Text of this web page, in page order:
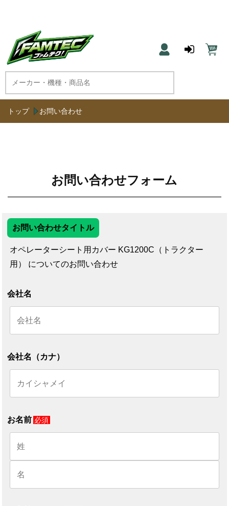
トップ お問い合わせ
お問い合わせフォーム
お問い合わせタイトル
オペレーターシート用カバー KG1200C（トラクター
用） についてのお問い合わせ
会社名
会社名（カナ）
お名前 必須